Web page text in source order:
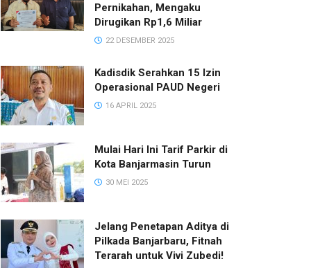
Pernikahan, Mengaku
Dirugikan Rp1,6 Miliar
22 DESEMBER 2025
Kadisdik Serahkan 15 Izin
Operasional PAUD Negeri
16 APRIL 2025
Mulai Hari Ini Tarif Parkir di
Kota Banjarmasin Turun
30 MEI 2025
Jelang Penetapan Aditya di
Pilkada Banjarbaru, Fitnah
Terarah untuk Vivi Zubedi!